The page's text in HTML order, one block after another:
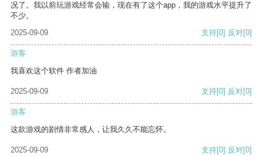
况了。我以前玩游戏经常会输，现在有了这个app，我的游戏水平提升了
不少。
2025-09-09
支持[0] 反对[0]
游客
我喜欢这个软件 作者加油
2025-09-09 支持[0] 反对[0]
游客
这款游戏的剧情非常感人，让我久久不能忘怀。
2025-09-09 支持[0] 反对[0]